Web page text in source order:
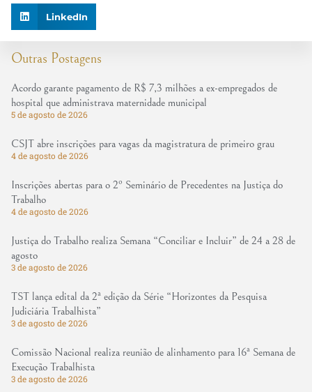
Outras Postagens
Acordo garante pagamento de R$ 7,3 milhões a ex-empregados de
hospital que administrava maternidade municipal
5 de agosto de 2026
CSJT abre inscrições para vagas da magistratura de primeiro grau
4 de agosto de 2026
Inscrições abertas para o 2º Seminário de Precedentes na Justiça do
Trabalho
4 de agosto de 2026
Justiça do Trabalho realiza Semana “Conciliar e Incluir” de 24 a 28 de
agosto
3 de agosto de 2026
TST lança edital da 2ª edição da Série “Horizontes da Pesquisa
Judiciária Trabalhista”
3 de agosto de 2026
Comissão Nacional realiza reunião de alinhamento para 16ª Semana de
Execução Trabalhista
3 de agosto de 2026
LinkedIn